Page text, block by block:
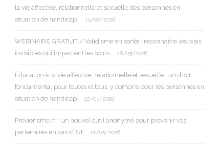
la vie affective, relationnelle et sexuelle des personnes en
situation de handicap.
15/06/2026
WEBINAIRE GRATUIT / Validisme en santé : reconnaître les biais
invisibles qui impactent les soins
26/05/2026
Éducation à la vie affective, relationnelle et sexuelle : un droit
fondamental pour toutes et tous, y compris pour les personnes en
situation de handicap
22/05/2026
Préviensmoi.fr : un nouvel outil anonyme pour prévenir vos
partenaires en cas d’IST
21/05/2026